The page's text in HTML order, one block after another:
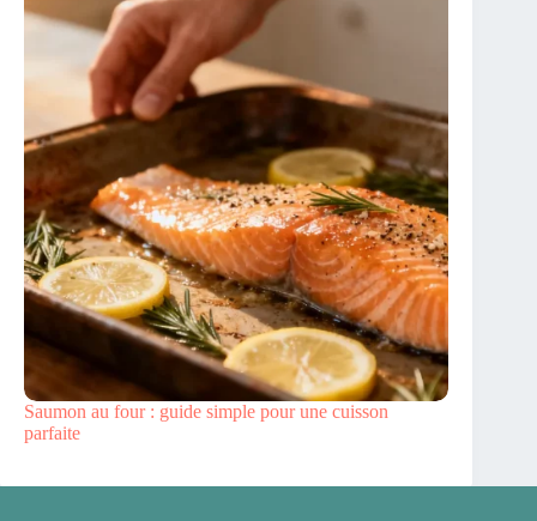
Saumon au four : guide simple pour une cuisson
parfaite